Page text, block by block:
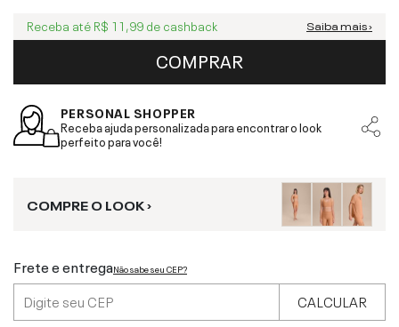
Receba até R$ 11,99 de cashback Saiba mais ›
COMPRAR
PERSONAL SHOPPER
Receba ajuda personalizada para encontrar o look
perfeito para você!
COMPRE O LOOK ›
Frete e entregaNão sabe seu CEP?
CALCULAR